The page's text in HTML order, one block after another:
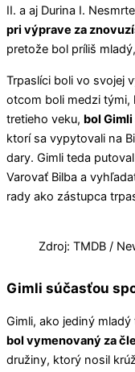
II. a aj Durina I.
pri výprave za
pretože bol príliš
Trpaslíci boli vo svojej
otcom boli medzi tými,
tretieho veku, bol
ktorí sa vypytovali na
dary. Gimli teda
Varovať Bilba a
rady ako zástupca
Zdroj: TMDB /
Gimli súčasťou
Gimli, ako jediný
bol vymenovaný za
družiny, ktorý nosil